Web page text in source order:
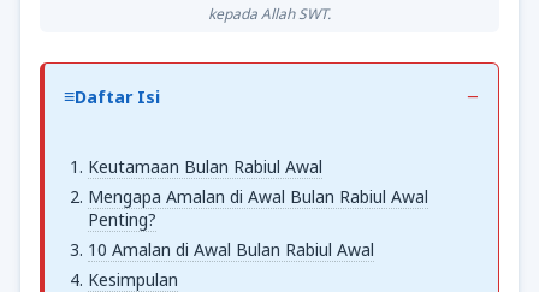
kepada Allah SWT.
Daftar Isi
Keutamaan Bulan Rabiul Awal
Mengapa Amalan di Awal Bulan Rabiul Awal
Penting?
10 Amalan di Awal Bulan Rabiul Awal
Kesimpulan